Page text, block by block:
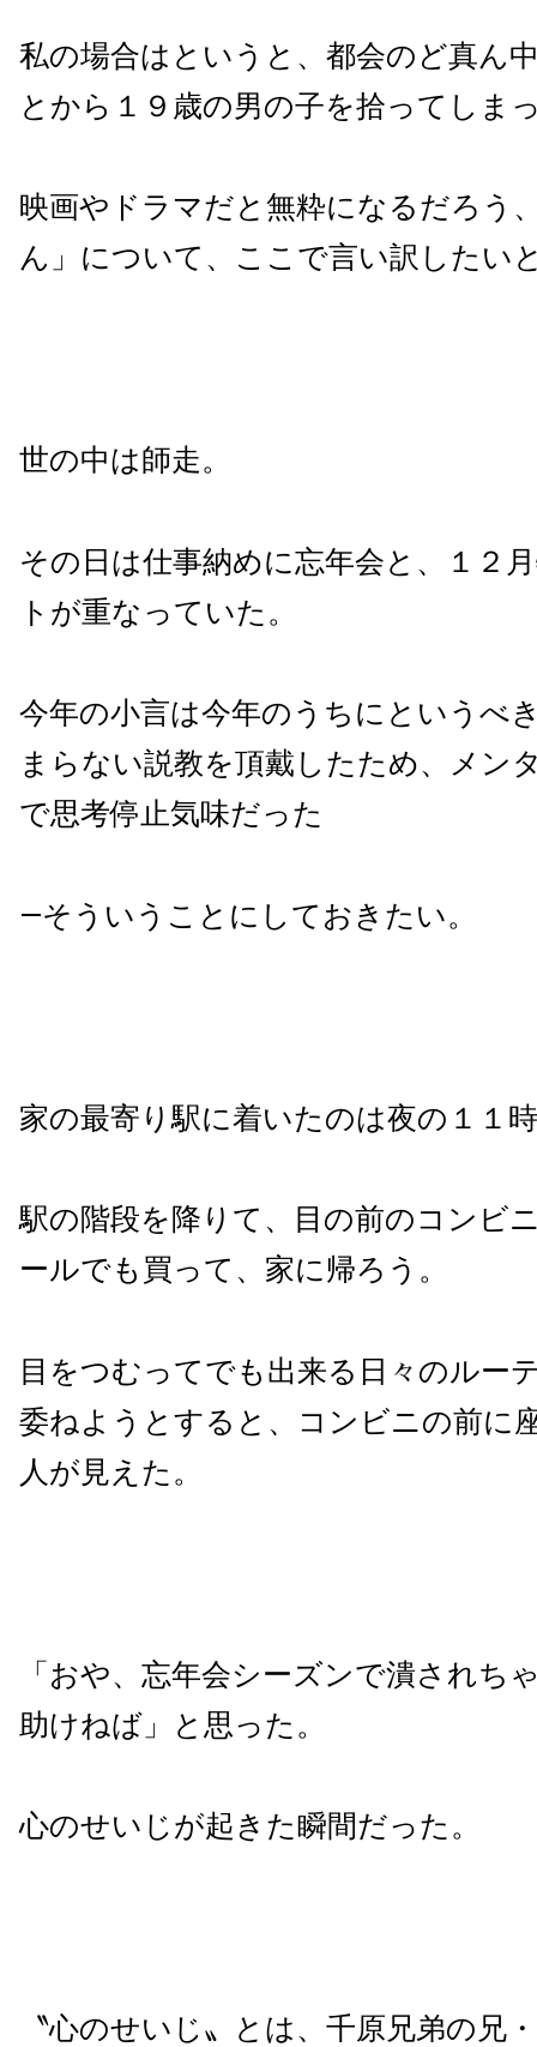
私の場合はというと、都会のど真ん
とから１９歳の男の子を拾ってしま
映画やドラマだと無粋になるだろう
ん」について、ここで言い訳したい
世の中は師走。
その日は仕事納めに忘年会と、１２
トが重なっていた。
今年の小言は今年のうちにというべ
まらない説教を頂戴したため、メン
で思考停止気味だった
—そういうことにしておきたい。
家の最寄り駅に着いたのは夜の１１
駅の階段を降りて、目の前のコンビ
ールでも買って、家に帰ろう。
目をつむってでも出来る日々のルー
委ねようとすると、コンビニの前に
人が見えた。
「おや、忘年会シーズンで潰されち
助けねば」と思った。
心のせいじが起きた瞬間だった。
〝心のせいじ〟とは、千原兄弟の兄